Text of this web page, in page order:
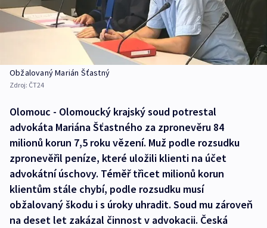
Obžalovaný Marián Šťastný
Zdroj: ČT24
Olomouc - Olomoucký krajský soud potrestal
advokáta Mariána Šťastného za zpronevěru 84
milionů korun 7,5 roku vězení. Muž podle rozsudku
zpronevěřil peníze, které uložili klienti na účet
advokátní úschovy. Téměř třicet milionů korun
klientům stále chybí, podle rozsudku musí
obžalovaný škodu i s úroky uhradit. Soud mu zároveň
na deset let zakázal činnost v advokacii. Česká